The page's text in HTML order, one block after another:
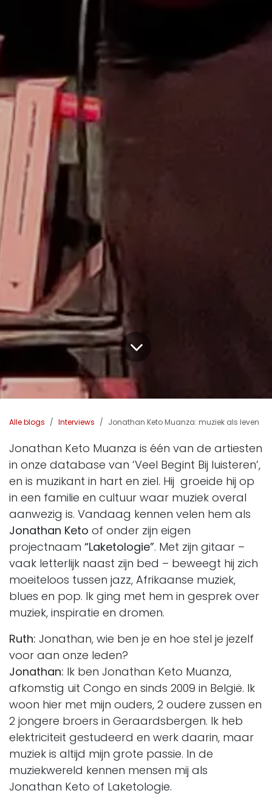
Alle blogs Interviews Jonathan Keto Muanza: muziek als leven
Jonathan Keto Muanza is één van de artiesten
in onze database van ‘Veel Begint Bij luisteren’,
en is muzikant in hart en ziel. Hij groeide hij op
in een familie en cultuur waar muziek overal
aanwezig is. Vandaag kennen velen hem als
Jonathan Keto of onder zijn eigen
projectnaam “Laketologie”. Met zijn gitaar –
vaak letterlijk naast zijn bed – beweegt hij zich
moeiteloos tussen jazz, Afrikaanse muziek,
blues en pop. Ik ging met hem in gesprek over
muziek, inspiratie en dromen.
Ruth: Jonathan, wie ben je en hoe stel je jezelf
voor aan onze leden?
Jonathan: Ik ben Jonathan Keto Muanza,
afkomstig uit Congo en sinds 2009 in België. Ik
woon hier met mijn ouders, 2 oudere zussen en
2 jongere broers in Geraardsbergen. Ik heb
elektriciteit gestudeerd en werk daarin, maar
muziek is altijd mijn grote passie. In de
muziekwereld kennen mensen mij als
Jonathan Keto of Laketologie.